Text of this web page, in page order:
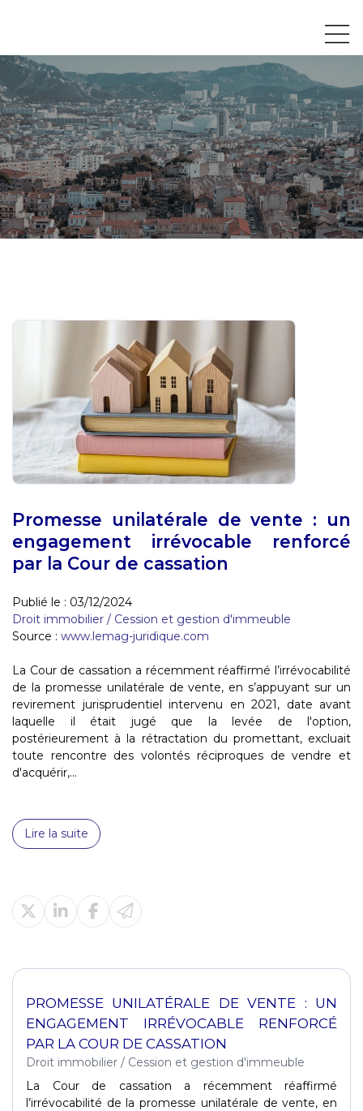
Promesse unilatérale de vente : un
engagement irrévocable renforcé
par la Cour de cassation
Publié le : 03/12/2024
Droit immobilier / Cession et gestion d'immeuble
Source : www.lemag-juridique.com
La Cour de cassation a récemment réaffirmé l’irrévocabilité
de la promesse unilatérale de vente, en s’appuyant sur un
revirement jurisprudentiel intervenu en 2021, date avant
laquelle il était jugé que la levée de l'option,
postérieurement à la rétractation du promettant, excluait
toute rencontre des volontés réciproques de vendre et
d'acquérir,...
Lire la suite
PROMESSE UNILATÉRALE DE VENTE : UN
ENGAGEMENT IRRÉVOCABLE RENFORCÉ
PAR LA COUR DE CASSATION
Droit immobilier / Cession et gestion d'immeuble
La Cour de cassation a récemment réaffirmé
l’irrévocabilité de la promesse unilatérale de vente, en